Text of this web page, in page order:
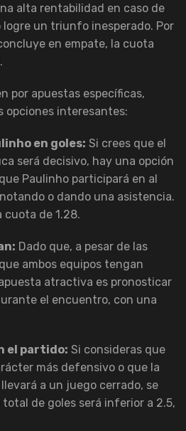
alta rentabilidad en caso de
logre un triunfo inesperado. Por
en empate, la cuota
por apuestas específicas,
opciones interesantes:
en goles: Si crees que el
será decisivo, hay una opción
Paulinho participará en al
o dando una asistencia.
cuota de 1.28.
Dado que, a pesar de las
ambos equipos tengan
atractiva es pronosticar
el encuentro, con una
el partido: Si consideras que
más defensivo o que la
a un juego cerrado, se
de goles será inferior a 2.5,